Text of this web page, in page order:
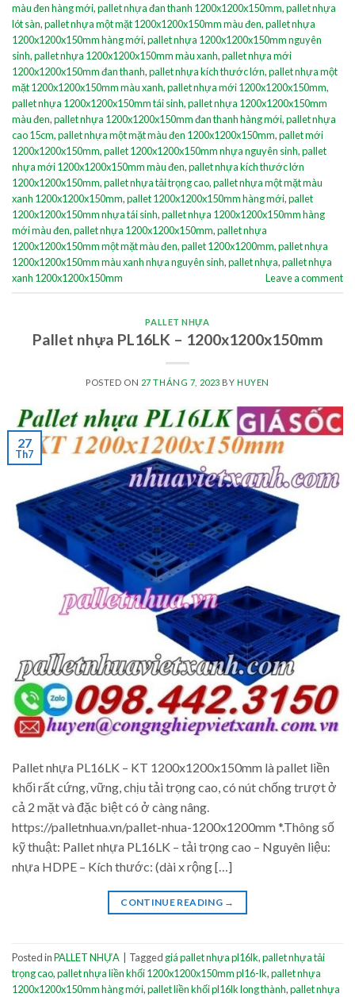
màu đen hàng mới,pallet nhựa đan thanh 1200x1200x150mm,pallet nhựa
lót sàn,pallet nhựa một mặt 1200x1200x150mm màu đen,pallet nhựa
1200x1200x150mm hàng mới,pallet nhựa 1200x1200x150mm nguyên
sinh,pallet nhựa 1200x1200x150mm màu xanh,pallet nhựa mới
1200x1200x150mm đan thanh,pallet nhựa kích thước lớn,pallet nhựa một
mặt 1200x1200x150mm màu xanh,pallet nhựa mới 1200x1200x150mm,
pallet nhựa 1200x1200x150mm tái sinh,pallet nhựa 1200x1200x150mm
màu đen,pallet nhựa 1200x1200x150mm đan thanh hàng mới,pallet nhựa
cao 15cm,pallet nhựa một mặt màu đen 1200x1200x150mm,pallet mới
1200x1200x150mm,pallet 1200x1200x150mm nhựa nguyên sinh,pallet
nhựa mới 1200x1200x150mm màu đen,pallet nhựa kích thước lớn
1200x1200x150mm,pallet nhựa tải trọng cao,pallet nhựa một mặt màu
xanh 1200x1200x150mm,pallet 1200x1200x150mm hàng mới,pallet
1200x1200x150mm nhựa tái sinh,pallet nhựa 1200x1200x150mm hàng
mới màu đen,pallet nhựa 1200x1200x150mm,pallet nhựa
1200x1200x150mm một mặt màu đen,pallet 1200x1200mm,pallet nhựa
1200x1200x150mm màu xanh nhựa nguyên sinh,pallet nhựa,pallet nhựa
xanh 1200x1200x150mm
Leave a comment
PALLET NHỰA
Pallet nhựa PL16LK – 1200x1200x150mm
POSTED ON 27 THÁNG 7, 2023 BY HUYEN
27
Th7
Pallet nhựa PL16LK – KT 1200x1200x150mm là pallet liền
khối rất cứng, vững, chịu tải trọng cao, có nút chống trượt ở
cả 2 mặt và đặc biệt có ở càng nâng.
https://palletnhua.vn/pallet-nhua-1200x1200mm *.Thông số
kỹ thuật: Pallet nhựa PL16LK – tải trọng cao – Nguyên liệu:
nhựa HDPE – Kích thước: (dài x rộng […]
CONTINUE READING →
Posted inPALLET NHỰA Tagged giá pallet nhựa pl16lk,pallet nhựa tải
trọng cao,pallet nhựa liền khối 1200x1200x150mm pl16-lk,pallet nhựa
1200x1200x150mm hàng mới,pallet liền khối pl16lk long thành,pallet nhựa